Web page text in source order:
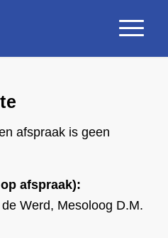
afspraak is geen
afspraak):
Werd, Mesoloog D.M.